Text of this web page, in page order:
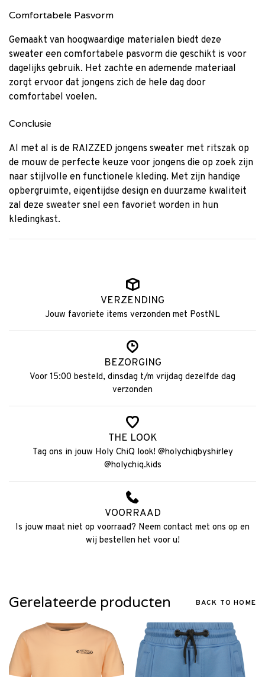
Comfortabele Pasvorm
Gemaakt van hoogwaardige materialen biedt deze
sweater een comfortabele pasvorm die geschikt is voor
dagelijks gebruik. Het zachte en ademende materiaal
zorgt ervoor dat jongens zich de hele dag door
comfortabel voelen.
Conclusie
Al met al is de RAIZZED jongens sweater met ritszak op
de mouw de perfecte keuze voor jongens die op zoek zijn
naar stijlvolle en functionele kleding. Met zijn handige
opbergruimte, eigentijdse design en duurzame kwaliteit
zal deze sweater snel een favoriet worden in hun
kledingkast.
VERZENDING
Jouw favoriete items verzonden met PostNL
BEZORGING
Voor 15:00 besteld, dinsdag t/m vrijdag dezelfde dag
verzonden
THE LOOK
Tag ons in jouw Holy ChiQ look! @holychiqbyshirley
@holychiq.kids
VOORRAAD
Is jouw maat niet op voorraad? Neem contact met ons op en
wij bestellen het voor u!
Gerelateerde producten BACK TO HOME